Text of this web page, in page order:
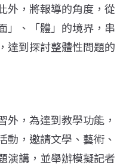
外，將報導的角度，從
」、「體」的境界，串
達到探討整體性問題的
外，為達到教學功能，
動，邀請文學、藝術、
演講，並舉辦模擬記者